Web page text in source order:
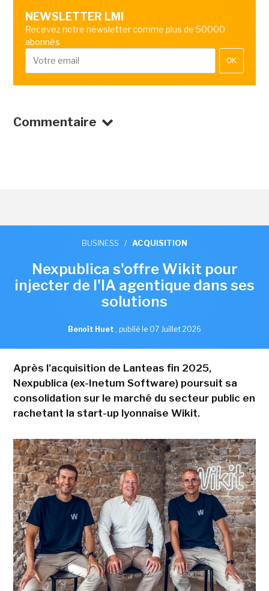
NEWSLETTER LMI
Recevez notre newsletter comme plus de 50000
abonnés
OK
Commentaire
BUSINESS / ACQUISITION
Nexpublica s'offre Wikit pour
injecter de l'IA agentique dans ses
solutions
Benoît Huet , publié le 07 Juillet 2026
Après l'acquisition de Lanteas fin 2025,
Nexpublica (ex-Inetum Software) poursuit sa
consolidation sur le marché du secteur public en
rachetant la start-up lyonnaise Wikit.